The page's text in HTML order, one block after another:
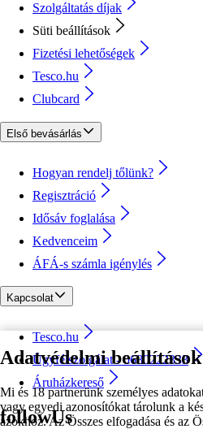
Adatvédelmi beállítások
Mi és 18 partnerünk személyes
vagy egyedi azonosítókat tárolunk a
azokhoz. Az Összes elfogadása és az
Szolgáltatás díjak
Süti beállítások
Fizetési lehetőségek
Tesco.hu
Clubcard
Első bevásárlás
Hogyan rendelj tőlünk?
Regisztráció
Idősáv foglalása
Kedvenceim
ÁFÁ-s számla igénylés
Kapcsolat
Tesco.hu
Ügyfélszolgálat - 0680222333
Áruházkereső
followUs